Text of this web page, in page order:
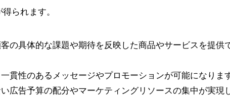
られます。
の具体的な課題や期待を反映した商品やサービスを提供
一貫性のあるメッセージやプロモーションが可能になりま
広告予算の配分やマーケティングリソースの集中が実現